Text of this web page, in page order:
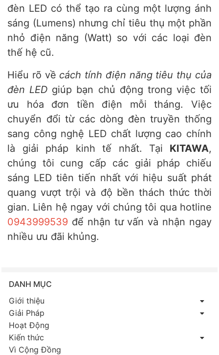
đèn LED có thể tạo ra cùng một lượng ánh
sáng (Lumens) nhưng chỉ tiêu thụ một phần
nhỏ điện năng (Watt) so với các loại đèn
thế hệ cũ.
Hiểu rõ về cách tính điện năng tiêu thụ của
đèn LED giúp bạn chủ động trong việc tối
ưu hóa đơn tiền điện mỗi tháng. Việc
chuyển đổi từ các dòng đèn truyền thống
sang công nghệ LED chất lượng cao chính
là giải pháp kinh tế nhất. Tại
KITAWA,
chúng tôi cung cấp các giải pháp chiếu
sáng LED tiên tiến nhất với hiệu suất phát
quang vượt trội và độ bền thách thức thời
gian. Liên hệ ngay với chúng tôi qua hotline
0943999539 để nhận tư vấn và nhận ngay
nhiều ưu đãi khủng.
DANH MỤC
Giới thiệu
Giải Pháp
Hoạt Động
Kiến thức
Vì Cộng Đồng